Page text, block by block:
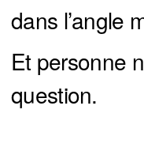
dans l’angle
Et personne
question.